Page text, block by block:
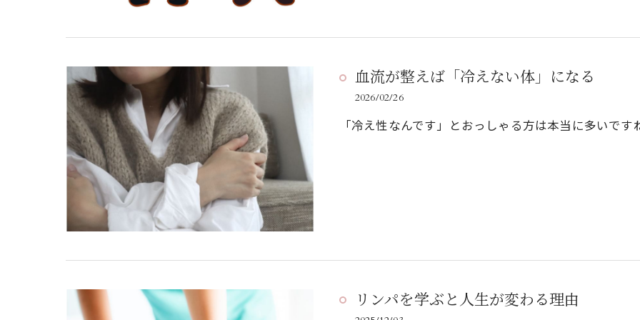
血流が整えば「冷えない体」になる
2026/02/26
「冷え性なんです」とおっしゃる方は本当に多いです
リンパを学ぶと人生が変わる理由